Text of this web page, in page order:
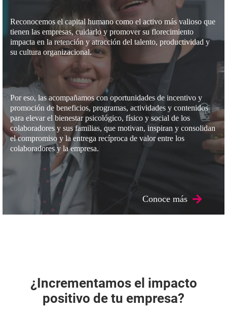
Reconocemos el capital humano como el activo más valioso que
tienen las empresas, cuidarlo y promover su florecimiento
impacta en la retención y atracción del talento, productividad y
su cultura organizacional.
Por eso, las acompañamos con oportunidades de incentivo y
promoción de beneficios, programas, actividades y contenidos
para elevar el bienestar psicológico, físico y social de los
colaboradores y sus familias, que motivan, inspiran y consolidan
el compromiso y la entrega recíproca de valor entre los
colaboradores y la empresa.
Conoce más
¿Incrementamos el impacto
positivo de tu empresa?